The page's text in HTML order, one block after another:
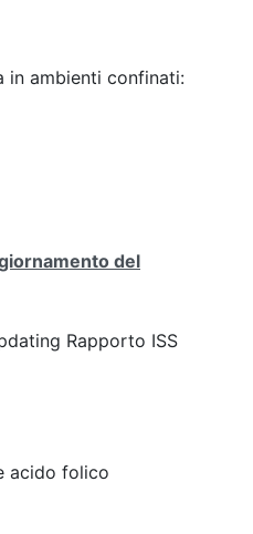
in ambienti confinati:
del
Rapporto ISS
acido folico